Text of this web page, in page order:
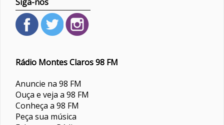
Rádio Montes Claros 98 FM
Anuncie na 98 FM
Ouça e veja a 98 FM
Conheça a 98 FM
Peça sua música